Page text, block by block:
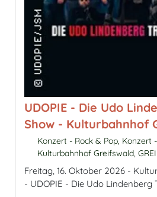
UDOPIE - Die Udo
Show - Kulturbahnhof
Konzert - Rock & Pop, Konzert
Kulturbahnhof Greifswald,
Freitag, 16. Oktober 2026 -
- UDOPIE - Die Udo Lindenberg